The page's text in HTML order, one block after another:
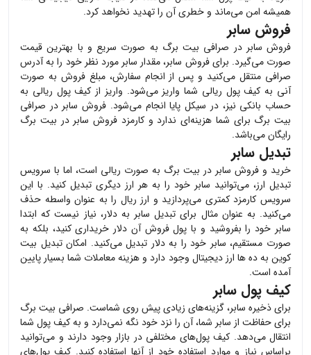
همیشه امن می‌ماند و خطری آن را تهدید نخواهد کرد.
فروش سابر
فروش سابر در صرافی بیت برگ به صورت سریع و با بهترین قیمت
صورت می‌گیرد. برای فروش سابر، مقدار سابر مورد نظر خود را به آدرس
صرافی منتقل می‌کنید و پس از انجام سفارش، مبلغ فروش به صورت
آنی به کیف پول ریالی شما واریز می‌شود. واریز از کیف پول ریالی به
حساب بانکی نیز، در سیکل پایا انجام می‌شود. فروش سابر در صرافی
بیت برگ برای شما هزینه‌ای ندارد و کارمزد فروش سابر در بیت برگ
رایگان می‌باشد.
تبدیل سابر
خرید و فروش سابر در بیت برگ به صورت ریالی است، اما با سرویس
تبدیل ارز، می‌توانید سابر خود را به هر ارز دیگری تبدیل کنید. با این
سرویس کارمزد کمتری می‌پردازید و ارز ریال را به عنوان واسطه حذف
می‌کنید. به عنوان مثال برای تبدیل سابر به دلار، نیاز نیست که ابتدا
سابر خود را بفروشید و با پول فروش آن دلار خریداری کنید، بلکه به
صورت مستقیم، سابر خود را به دلار تبدیل می‌کنید. امکان تبدیل بیت
کوین به ده ها ارز دیجیتال وجود دارد و هزینه معاملات شما بسیار پایین
آمده است.
کیف پول سابر
برای ذخیره سابر، گزینه‌های زیادی پیش روی شماست. صرافی بیت برگ
برای حفاظت از سابر شما، آن را نزد خود نگه نمی‌دارد و به کیف پول شما
انتقال می‌دهد. کیف پول‌های مختلفی در بازار وجود دارند و می‌توانید
براساس نیاز و موارد استفاده خود از آنها استفاده کنید. کیف پول‌های